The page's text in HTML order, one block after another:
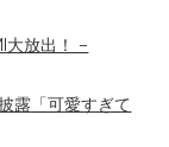
大放出！ –
露「可愛すぎて